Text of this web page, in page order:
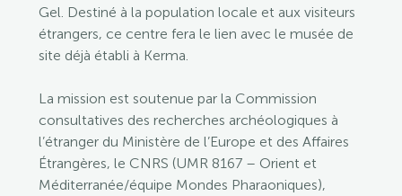
Gel. Destiné à la population locale et aux visiteurs
étrangers, ce centre fera le lien avec le musée de
site déjà établi à Kerma.
La mission est soutenue par la Commission
consultatives des recherches archéologiques à
l’étranger du Ministère de l’Europe et des Affaires
Étrangères, le CNRS (UMR 8167 – Orient et
Méditerranée/équipe Mondes Pharaoniques),